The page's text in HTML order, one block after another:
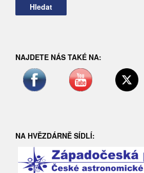
NAJDETE NÁS TAKÉ NA:
NA HVĚZDÁRNĚ SÍDLÍ: